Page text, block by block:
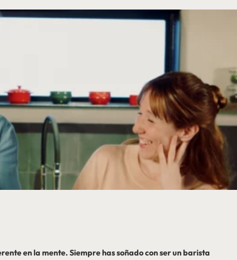
en la mente. Siempre has soñado con ser un barista